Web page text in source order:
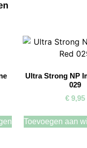
Ultra Strong NP
029
€ 9,95
Toevoegen aan